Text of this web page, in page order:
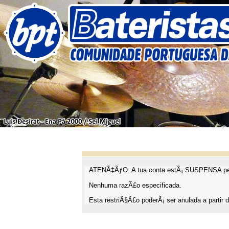
ATENÃ‡ÃƒO: A tua conta estÃ¡ SUSPENSA
Nenhuma razÃ£o especificada.
Esta restriÃ§Ã£o poderÃ¡ ser anulada a partir